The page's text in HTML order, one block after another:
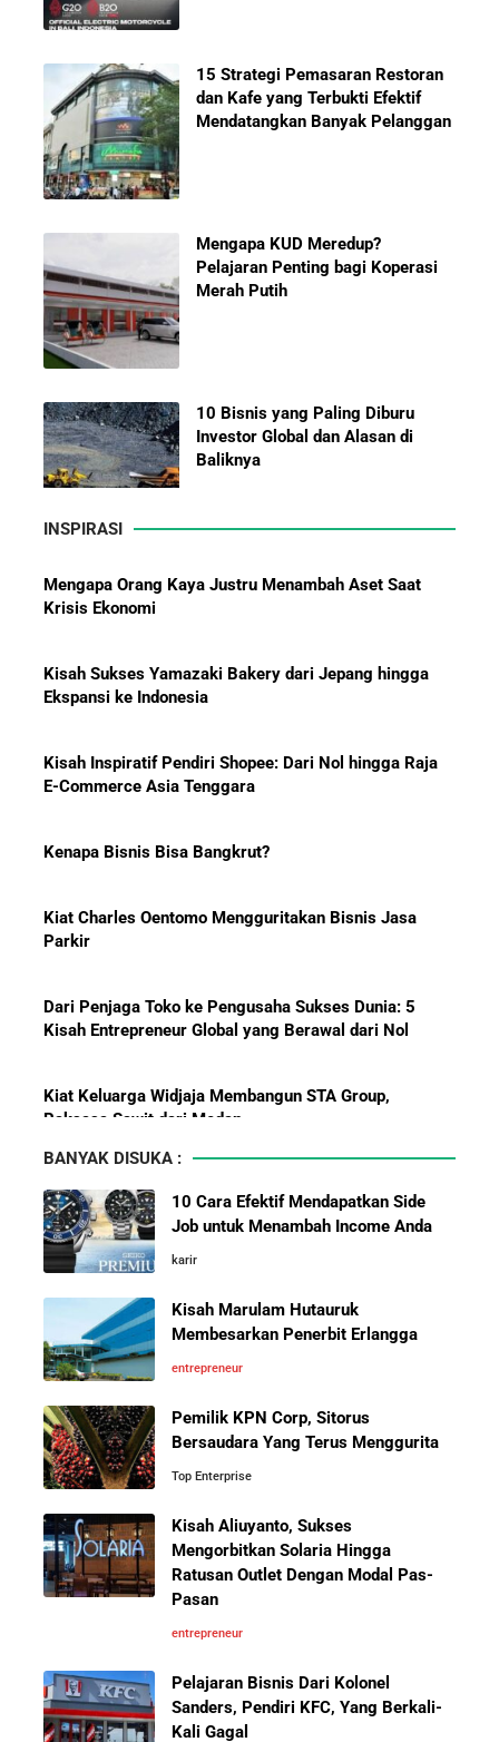
15 Strategi Pemasaran Restoran
dan Kafe yang Terbukti Efektif
Mendatangkan Banyak Pelanggan
Mengapa KUD Meredup?
Pelajaran Penting bagi Koperasi
Merah Putih
10 Bisnis yang Paling Diburu
Investor Global dan Alasan di
Baliknya
Hadiah Piala Dunia 2026: Berapa
Menanti Solar B50: Mampukah
Menjadi Revolusi Baru Energi
Nasional dan Menekan Impor
Pelajaran Karier dari Lionel
Bisnis-Bisnis dan Pendapatan
Achraf Hakimi, Bintang Sepak
Menaklukkan Eropa
Investor Asing Incar Take Over
Besar
Perbandingan Gaji Tahunan:
Antara Indonesia, Singapura,
Jepang, Malaysia, dan Arab Saudi
10 Situs E-Commerce China
Dagangan dengan Harga Murah
INSPIRASI
Krisis Ekonomi
Kisah Sukses Yamazaki Bakery dari Jepang hingga
Ekspansi ke Indonesia
Kisah Inspiratif Pendiri Shopee: Dari Nol hingga Raja
E-Commerce Asia Tenggara
Kenapa Bisnis Bisa Bangkrut?
Parkir
Dari Penjaga Toko ke Pengusaha Sukses Dunia: 5
Kisah Entrepreneur Global yang Berawal dari Nol
Kiat Keluarga Widjaja Membangun STA Group,
Raksasa Sawit dari Medan
5 Karakter yang Membuat Bisnis Tidak Pernah Maju,
Wajib Dihindari Pengusaha
10 Hambatan Utama Pemasaran yang Tidak Bisa
Diselesaikan oleh AI
Cara Menggunakan Canva di ChatGPT untuk
Mendesain Presentasi Secara Cepat dan Mudah
5 Pelajaran Hidup dari Pendiri Traveloka untuk Anak
Jangan Mau Selamanya Jadi Karyawan! Saatnya
Menjadi Pengusaha dan Mengubah Hidup Anda
Panduan Lengkap Membangun Pasar Ekspor: Cara
UMKM Indonesia Menembus Pasar Global
5 Pengusaha Pribumi Tersukses Dalam Bisnis
Lima Salesman Dunia yang Menjadi Miliarder Sukses
BANYAK DISUKA :
10 Cara Efektif Mendapatkan Side
Job untuk Menambah Income Anda
karir
Kisah Marulam Hutauruk
Membesarkan Penerbit Erlangga
entrepreneur
Pemilik KPN Corp, Sitorus
Bersaudara Yang Terus Menggurita
Top Enterprise
Kisah Aliuyanto, Sukses
Mengorbitkan Solaria Hingga
Ratusan Outlet Dengan Modal Pas-
Pasan
entrepreneur
Pelajaran Bisnis Dari Kolonel
Sanders, Pendiri KFC, Yang Berkali-
Kali Gagal